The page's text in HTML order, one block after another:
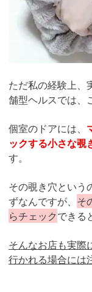
ただ私の経験上、
舗型ヘルスでは、
個室のドアには、
ックする小さな覗
す。
その覗き穴という
ずなんですが、 そ
らチェックできる
そんなお店も実際
行かれる場合には